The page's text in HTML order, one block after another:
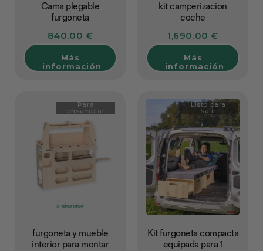
Cama plegable
furgoneta
840.00 €
Más
información
kit camperizacion
coche
1,690.00 €
Más
información
Para
ensamblar
furgoneta y mueble
interior para montar
Listo para
salir
Kit furgoneta compacta
equipada para 1